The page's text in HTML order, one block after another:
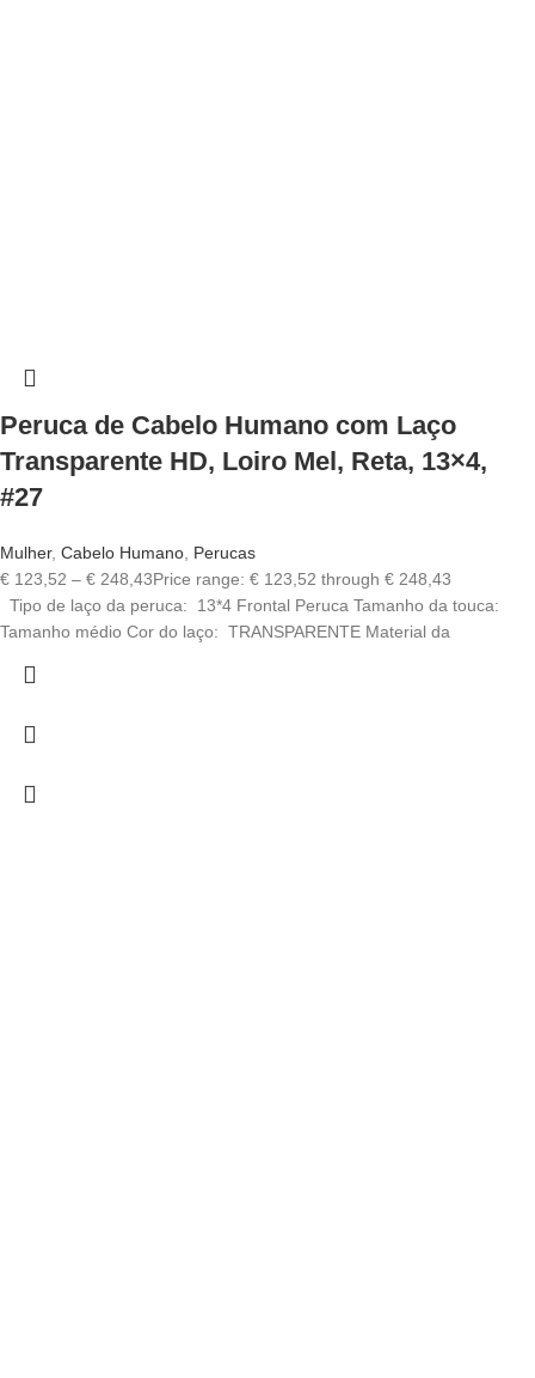
Peruca de Cabelo Humano com Laço
Transparente HD, Loiro Mel, Reta, 13×4,
#27
Mulher, Cabelo Humano, Perucas
€ 123,52 – € 248,43Price range: € 123,52 through € 248,43
Tipo de laço da peruca: 13*4 Frontal Peruca Tamanho da touca:
Tamanho médio Cor do laço: TRANSPARENTE Material da